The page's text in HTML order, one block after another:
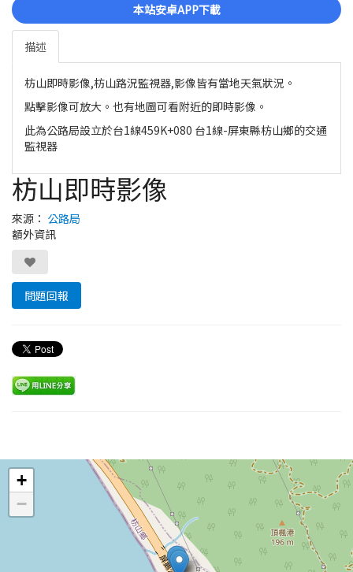
本站安卓APP下載
描述
枋山即時影像,枋山路況監視器,影像皆有當地天氣狀況。
點擊影像可放大。也有地圖可看附近的即時影像。
此為公路局設立於台1線459K+080 台1線-屏東縣枋山鄉的交通
監視器
枋山即時影像
來源： 公路局
額外資訊
問題回報
+
−